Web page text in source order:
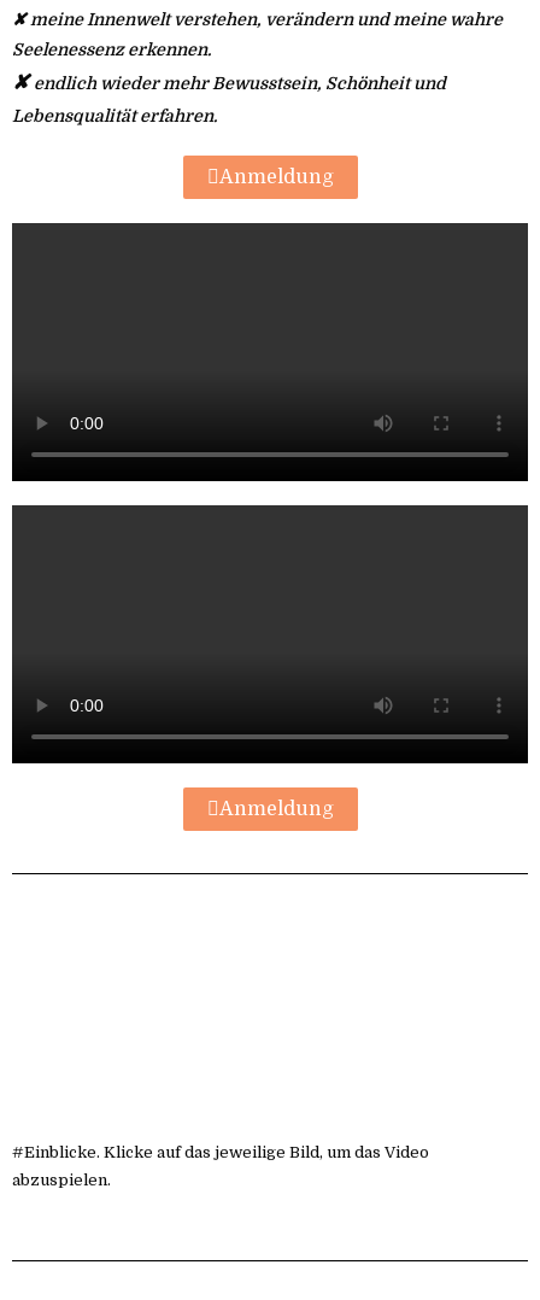
✘ meine Innenwelt verstehen, verändern und meine wahre
Seelenessenz erkennen.
✘endlich wieder mehr Bewusstsein, Schönheit und
Lebensqualität erfahren.
Anmeldung
Anmeldung
#Einblicke. Klicke auf das jeweilige Bild, um das Video
abzuspielen.